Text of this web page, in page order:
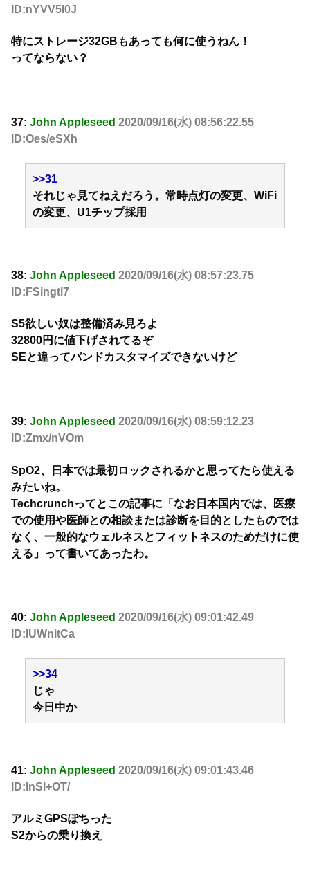
ID:nYVV5l0J
特にストレージ32GBもあっても何に使うねん！
ってならない？
37: John Appleseed 2020/09/16(水) 08:56:22.55
ID:Oes/eSXh
>>31
それじゃ見てねえだろう。常時点灯の変更、WiFi
の変更、U1チップ採用
38: John Appleseed 2020/09/16(水) 08:57:23.75
ID:FSingtl7
S5欲しい奴は整備済み見ろよ
32800円に値下げされてるぞ
SEと違ってバンドカスタマイズできないけど
39: John Appleseed 2020/09/16(水) 08:59:12.23
ID:Zmx/nVOm
SpO2、日本では最初ロックされるかと思ってたら使える
みたいね。
Techcrunchってとこの記事に「なお日本国内では、医療
での使用や医師との相談または診断を目的としたものでは
なく、一般的なウェルネスとフィットネスのためだけに使
える」って書いてあったわ。
40: John Appleseed 2020/09/16(水) 09:01:42.49
ID:IUWnitCa
>>34
じゃ
今日中か
41: John Appleseed 2020/09/16(水) 09:01:43.46
ID:lnSl+OT/
アルミGPSぽちった
S2からの乗り換え